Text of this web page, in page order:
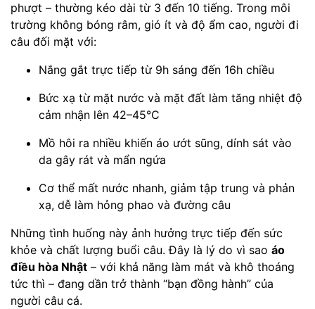
phượt – thường kéo dài từ 3 đến 10 tiếng. Trong môi
trường không bóng râm, gió ít và độ ẩm cao, người đi
câu đối mặt với:
Nắng gắt trực tiếp từ 9h sáng đến 16h chiều
Bức xạ từ mặt nước và mặt đất làm tăng nhiệt độ
cảm nhận lên 42–45°C
Mồ hôi ra nhiều khiến áo ướt sũng, dính sát vào
da gây rát và mẩn ngứa
Cơ thể mất nước nhanh, giảm tập trung và phản
xạ, dễ làm hỏng phao và đường câu
Những tình huống này ảnh hưởng trực tiếp đến sức
khỏe và chất lượng buổi câu. Đây là lý do vì sao áo
điều hòa Nhật – với khả năng làm mát và khô thoáng
tức thì – đang dần trở thành “bạn đồng hành” của
người câu cá.